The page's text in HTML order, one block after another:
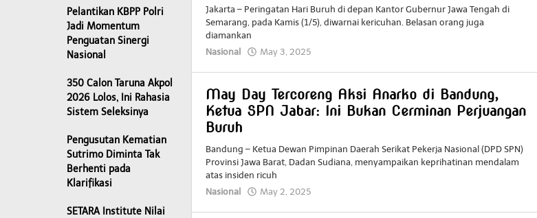
Pelantikan KBPP Polri
Jadi Momentum
Penguatan Sinergi
Nasional
350 Calon Taruna Akpol
2026 Lolos, Ini Rahasia
Sistem Seleksinya
Pengusutan Kematian
Sutrimo Diminta Tak
Berhenti pada
Klarifikasi
SETARA Institute Nilai
Jakarta – Peringatan Hari Buruh di depan Kantor Gubernur Jawa Tengah di
Semarang, pada Kamis (1/5), diwarnai kericuhan. Belasan orang juga
diamankan
Nasional
May 3, 2025
May Day Tercoreng Aksi Anarko di Bandung,
Ketua SPN Jabar: Ini Bukan Cerminan Perjuangan
Buruh
Bandung – Ketua Dewan Pimpinan Daerah Serikat Pekerja Nasional (DPD SPN)
Provinsi Jawa Barat, Dadan Sudiana, menyampaikan keprihatinan mendalam
atas insiden ricuh
Nasional
May 2, 2025